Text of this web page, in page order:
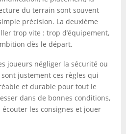
du terrain sont souvent
précision. La deuxième
trop vite : trop d’équipement,
dès le départ.
joueurs négliger la sécurité ou
justement ces règles qui
et durable pour tout le
dans de bonnes conditions,
les consignes et jouer